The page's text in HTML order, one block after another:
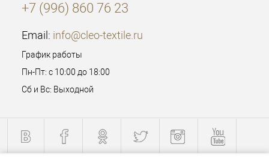
+7 (996) 860 76 23
Email: info@cleo-textile.ru
График работы
Пн-Пт: с 10:00 до 18:00
Сб и Вс: Выходной